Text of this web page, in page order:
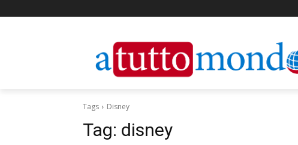
Tags Disney
Tag: disney